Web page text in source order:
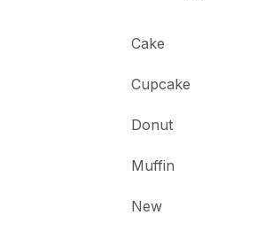
Cake
Cupcake
Donut
Muffin
New